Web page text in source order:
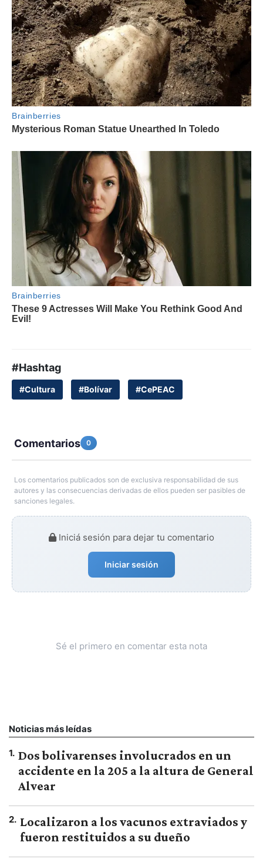
#Hashtag
#Cultura #Bolívar #CePEAC
Comentarios 0
Los comentarios publicados son de exclusiva responsabilidad de sus
autores y las consecuencias derivadas de ellos pueden ser pasibles de
sanciones legales.
Iniciá sesión para dejar tu comentario
Iniciar sesión
Sé el primero en comentar esta nota
Noticias más leídas
1. Dos bolivarenses involucrados en un
accidente en la 205 a la altura de General
Alvear
2. Localizaron a los vacunos extraviados y
fueron restituidos a su dueño